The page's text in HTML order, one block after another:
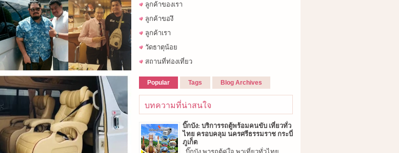
ลูกค้าของเรา
ลูกค้าของึ
ลูกค้าเรา
วัดธาตุน้อย
สถานที่ท่องเที่ยว
Popular Tags Blog Archives
บทความที่น่าสนใจ
บิ๊กบัง: บริการรถตู้พร้อมคนขับ เที่ยวทั่ว
ไทย ครอบคลุม นครศรีธรรมราช กระบี่
ภูเก็ต